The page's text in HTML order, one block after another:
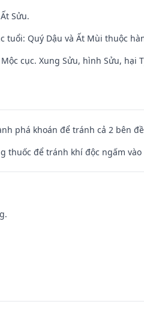
Sửu.
Quý Dậu và Ất Mùi thuộc
cục. Xung Sửu, hình Sửu, hại
phá khoán để tránh cả 2 bên
thuốc để tránh khí độc ngấm